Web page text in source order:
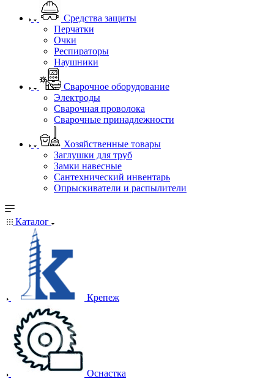
Средства защиты
Перчатки
Очки
Респираторы
Наушники
Сварочное оборудование
Электроды
Сварочная проволока
Сварочные принадлежности
Хозяйственные товары
Заглушки для труб
Замки навесные
Сантехнический инвентарь
Опрыскиватели и распылители
Каталог
Крепеж
Оснастка